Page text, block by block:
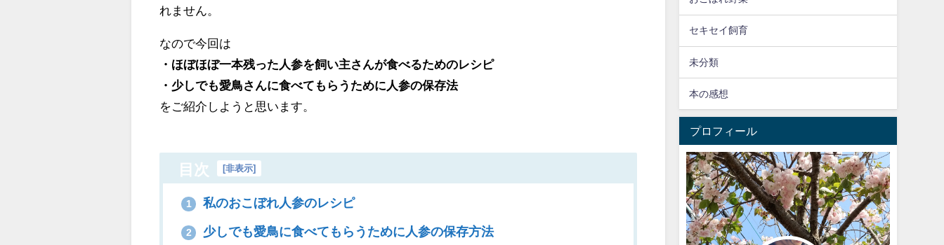
れません。
なので今回は
・ほぼほぼ一本残った人参を飼い主さんが食べるためのレシピ
・少しでも愛鳥さんに食べてもらうために人参の保存法
をご紹介しようと思います。
目次 [非表示]
1 私のおこぼれ人参のレシピ
2 少しでも愛鳥に食べてもらうために人参の保存方法
セキセイ飼育
未分類
本の感想
プロフィール